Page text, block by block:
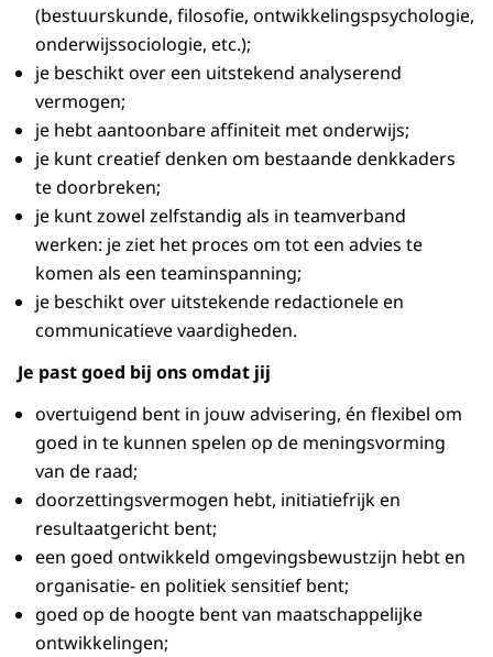
(bestuurskunde, filosofie, ontwikkelingspsychologie,
onderwijssociologie, etc.);
je beschikt over een uitstekend analyserend
vermogen;
je hebt aantoonbare affiniteit met onderwijs;
je kunt creatief denken om bestaande denkkaders
te doorbreken;
je kunt zowel zelfstandig als in teamverband
werken: je ziet het proces om tot een advies te
komen als een teaminspanning;
je beschikt over uitstekende redactionele en
communicatieve vaardigheden.
Je past goed bij ons omdat jij
overtuigend bent in jouw advisering, én flexibel om
goed in te kunnen spelen op de meningsvorming
van de raad;
doorzettingsvermogen hebt, initiatiefrijk en
resultaatgericht bent;
een goed ontwikkeld omgevingsbewustzijn hebt en
organisatie- en politiek sensitief bent;
goed op de hoogte bent van maatschappelijke
ontwikkelingen;